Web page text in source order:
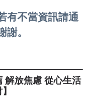
有不當資訊請通
。
解放焦慮 從心生活